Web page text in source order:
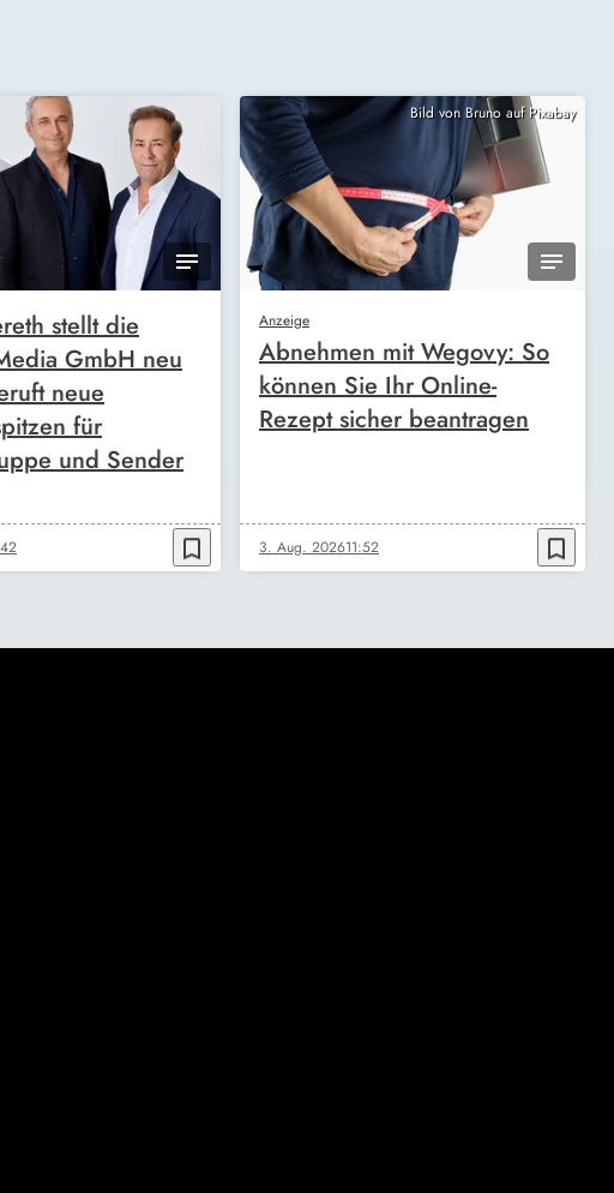
stellt die
GmbH neu
neue
für
und Sender
bookmark_border
Bild von Bruno auf Pixabay
Anzeige
Abnehmen mit Wegovy: So
können Sie Ihr Online-
Rezept sicher beantragen
3. Aug. 202611:52 bookmark_border